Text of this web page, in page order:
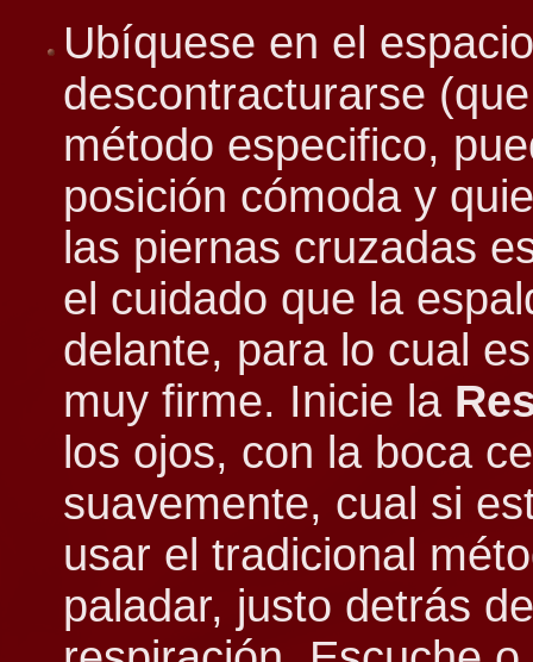
Ubíquese en el
descontracturarse
método especifico,
posición cómoda y
las piernas cruzadas
el cuidado que la
delante, para lo cual
muy firme. Inicie la
los ojos, con la boca
suavemente, cual si
usar el tradicional
paladar, justo detrás